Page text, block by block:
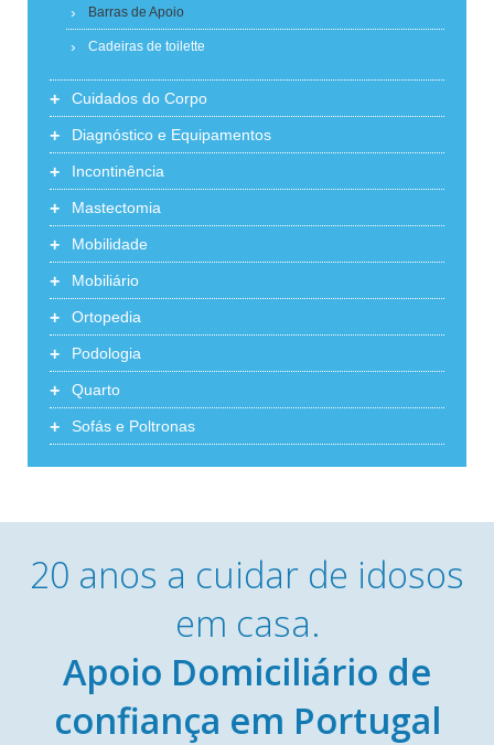
Barras de Apoio
Cadeiras de toilette
+ Cuidados do Corpo
+ Diagnóstico e Equipamentos
+ Incontinência
+ Mastectomia
+ Mobilidade
+ Mobiliário
+ Ortopedia
+ Podologia
+ Quarto
+ Sofás e Poltronas
20 anos a cuidar de idosos
em casa.
Apoio Domiciliário de
confiança em Portugal